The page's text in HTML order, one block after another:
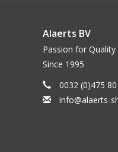
Alaerts BV
Passion for
Since 1995
0032 (0)475
info@alaerts-